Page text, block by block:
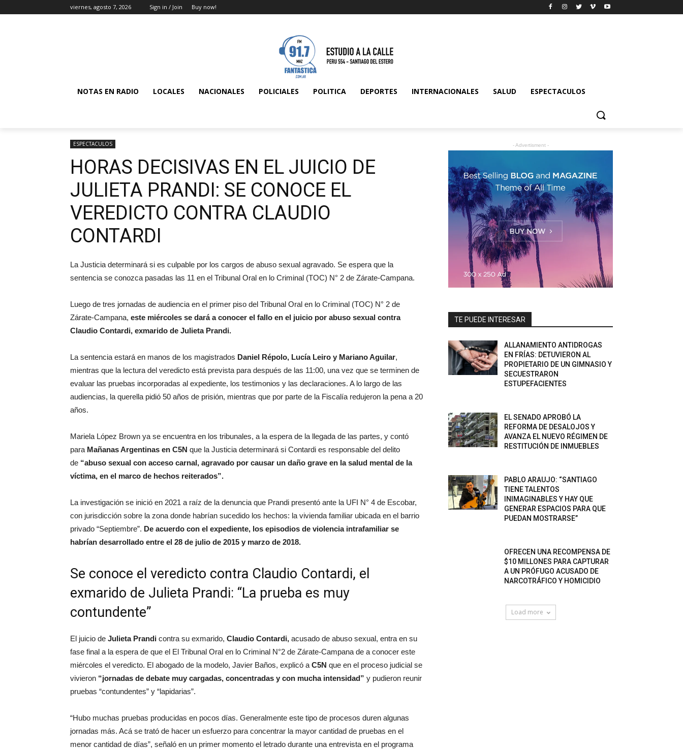
viernes, agosto 7, 2026 Sign in / Join Buy now!
NOTAS EN RADIO LOCALES NACIONALES POLICIALES POLITICA DEPORTES INTERNACIONALES SALUD ESPECTACULOS
ESPECTACULOS
HORAS DECISIVAS EN EL JUICIO DE
JULIETA PRANDI: SE CONOCE EL
VEREDICTO CONTRA CLAUDIO
CONTARDI
La Justicia determinará si es culpable por los cargos de abuso sexual agravado. Se espera que la
sentencia se conozca pasadas las 11 en el Tribunal Oral en lo Criminal (TOC) N° 2 de Zárate-Campana.
Luego de tres jornadas de audiencia en el primer piso del Tribunal Oral en lo Criminal (TOC) N° 2 de
Zárate-Campana, este miércoles se dará a conocer el fallo en el juicio por abuso sexual contra
Claudio Contardi, exmarido de Julieta Prandi.
La sentencia estará en manos de los magistrados Daniel Répolo, Lucía Leiro y Mariano Aguilar,
mientras que la lectura del veredicto está prevista para después de las 11:00, una vez que se terminen de
evaluar las pruebas incorporadas al expediente, los testimonios y las declaraciones. A lo largo de las
audiencias, la querella pidió 50 años de prisión, mientras que por parte de la Fiscalía redujeron la pena a 20
años.
Mariela López Brown ya se encuentra en los tribunales, a la espera de la llegada de las partes, y contó
para Mañanas Argentinas en C5N que la Justicia determinará si Contardi es responsable del delito
de “abuso sexual con acceso carnal, agravado por causar un daño grave en la salud mental de la
víctima, en el marco de hechos reiterados”.
La investigación se inició en 2021 a raíz de la denuncia que Prandi presentó ante la UFI N° 4 de Escobar,
con jurisdicción sobre la zona donde habrían sucedido los hechos: la vivienda familiar ubicada en el barrio
privado “Septiembre”. De acuerdo con el expediente, los episodios de violencia intrafamiliar se
habrían desarrollado entre el 28 de julio de 2015 y marzo de 2018.
Se conoce el veredicto contra Claudio Contardi, el
exmarido de Julieta Prandi: “La prueba es muy
contundente”
El juicio de Julieta Prandi contra su exmarido, Claudio Contardi, acusado de abuso sexual, entra en su
fase final a la espera de que el El Tribunal Oral en lo Criminal N°2 de Zárate-Campana de a conocer este
miércoles el veredicto. El abogado de la modelo, Javier Baños, explicó a C5N que en el proceso judicial se
vivieron “jornadas de debate muy cargadas, concentradas y con mucha intensidad” y pudieron reunir
pruebas “contundentes” y “lapidarias”.
“Hubo muchas pruebas producidas en pocos días. Generalmente este tipo de procesos duren algunas
jornadas más. Acá se trató de hacer un esfuerzo para concentrar la mayor cantidad de pruebas en el
menor cantidad de días”, señaló en un primer momento el letrado durante una entrevista en el programa
- Advertisment -
TE PUEDE INTERESAR
ALLANAMIENTO ANTIDROGAS
EN FRÍAS: DETUVIERON AL
PROPIETARIO DE UN GIMNASIO Y
SECUESTRARON
ESTUPEFACIENTES
EL SENADO APROBÓ LA
REFORMA DE DESALOJOS Y
AVANZA EL NUEVO RÉGIMEN DE
RESTITUCIÓN DE INMUEBLES
PABLO ARAUJO: “SANTIAGO
TIENE TALENTOS
INIMAGINABLES Y HAY QUE
GENERAR ESPACIOS PARA QUE
PUEDAN MOSTRARSE”
OFRECEN UNA RECOMPENSA DE
$10 MILLONES PARA CAPTURAR
A UN PRÓFUGO ACUSADO DE
NARCOTRÁFICO Y HOMICIDIO
Load more